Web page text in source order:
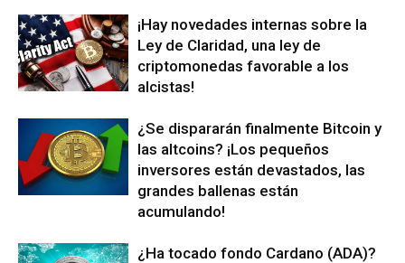
¡Hay novedades internas sobre la
Ley de Claridad, una ley de
criptomonedas favorable a los
alcistas!
¿Se dispararán finalmente Bitcoin y
las altcoins? ¡Los pequeños
inversores están devastados, las
grandes ballenas están
acumulando!
¿Ha tocado fondo Cardano (ADA)?